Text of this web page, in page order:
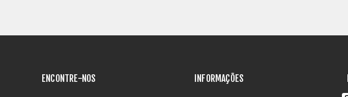
ENCONTRE-NOS INFORMAÇÕES